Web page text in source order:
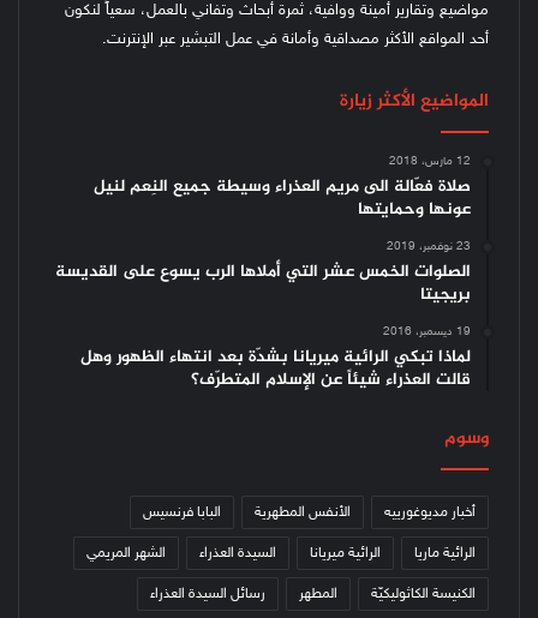
مواضيع وتقارير أمينة ووافية، ثمرة أبحاث وتفاني بالعمل، سعياً لنكون
أحد المواقع الأكثر مصداقية وأمانة في عمل التبشير عبر الإنترنت.
المواضيع الأكثر زيارة
12 مارس، 2018
صلاة فعّالة الى مريم العذراء وسيطة جميع النِعم لنيل
عونها وحمايتها
23 نوفمبر، 2019
الصلوات الخمس عشر التي أملاها الرب يسوع على القديسة
بريجيتا
19 ديسمبر، 2016
لماذا تبكي الرائية ميريانا بشدّة بعد انتهاء الظهور وهل
قالت العذراء شيئاً عن الإسلام المتطرّف؟
وسوم
أخبار مديوغورييه الأنفس المطهرية البابا فرنسيس
الرائية ماريا الرائية ميريانا السيدة العذراء الشهر المريمي
الكنيسة الكاثوليكيّة المطهر رسائل السيدة العذراء